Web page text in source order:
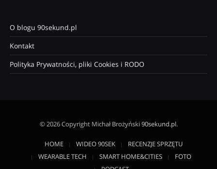
O blogu 90sekund.pl
Kontakt
Polityka Prywatności, pliki Cookies i RODO
© 2026 Copyright Michał Brożyński90sekund.pl.
HOME WIDEO 90SEK
RECENZJE SPRZĘTU
WEARABLE TECH
SMART HOME&CITIES
FOTO